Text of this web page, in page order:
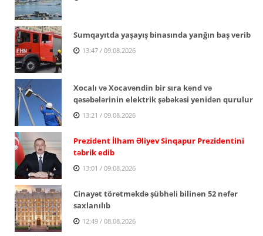
Sumqayıtda yaşayış binasında yanğın baş verib
13:47 / 09.08.2026
Xocalı və Xocavəndin bir sıra kənd və
qəsəbələrinin elektrik şəbəkəsi yenidən qurulur
13:21 / 09.08.2026
Prezident İlham Əliyev Sinqapur Prezidentini
təbrik edib
13:01 / 09.08.2026
Cinayət törətməkdə şübhəli bilinən 52 nəfər
saxlanılıb
12:49 / 08.08.2026